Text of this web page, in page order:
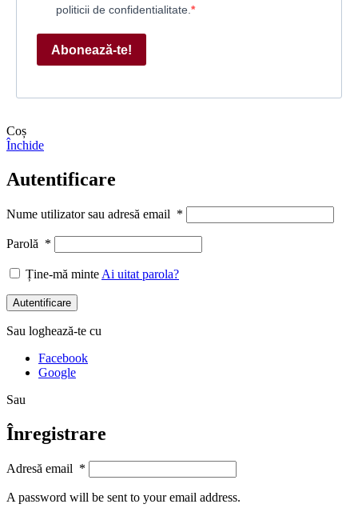
politicii de confidentialitate.
Abonează-te!
Coș
Închide
Autentificare
Nume utilizator sau adresă email *
Parolă *
Ține-mă minte Ai uitat parola?
Autentificare
Sau loghează-te cu
Facebook
Google
Sau
Înregistrare
Adresă email *
A password will be sent to your email address.